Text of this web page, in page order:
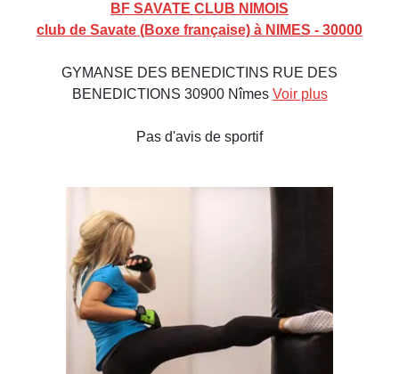
BF SAVATE CLUB NIMOIS
club de Savate (Boxe française) à NIMES - 30000
GYMANSE DES BENEDICTINS RUE DES
BENEDICTIONS 30900 Nîmes Voir plus
Pas d'avis de sportif